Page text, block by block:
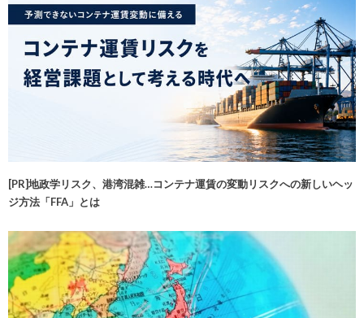
[PR]地政学リスク、港湾混雑…コンテナ運賃の変動リスクへの新しいヘッ
ジ方法「FFA」とは